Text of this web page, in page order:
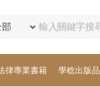
律專業書籍 學稔出版品